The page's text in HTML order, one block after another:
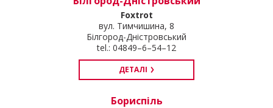
Foxtrot
вул. Тимчишина, 8
Білгород-Дністровський
tel.: 04849–6–54–12
ДЕТАЛІ
Бориспіль